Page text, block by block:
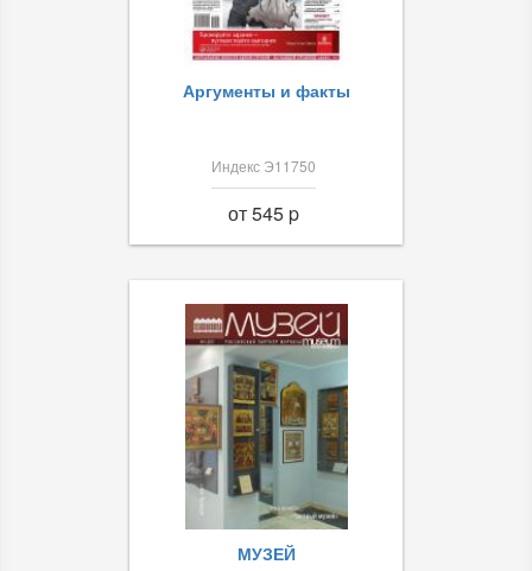
Аргументы и факты
Индекс Э11750
от 545 p
МУЗЕЙ